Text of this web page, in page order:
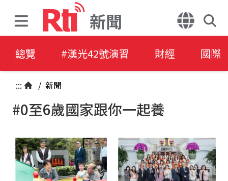
新聞
總覽 #漢光42號演習 財經 國際
::: / 新聞
#0至6歲國家跟你一起養